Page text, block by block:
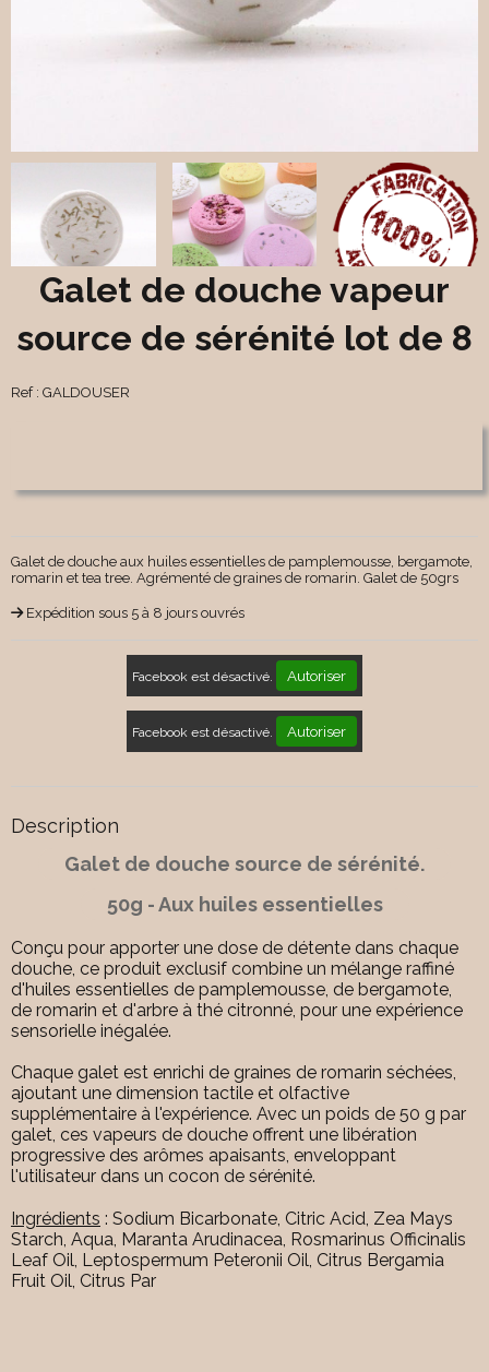
Galet de douche vapeur
source de sérénité lot de 8
Ref : GALDOUSER
Galet de douche aux huiles essentielles de pamplemousse, bergamote,
romarin et tea tree. Agrémenté de graines de romarin. Galet de 50grs
Expédition sous 5 à 8 jours ouvrés
Facebook est désactivé. Autoriser
Facebook est désactivé. Autoriser
Description
Galet de douche source de sérénité.
50g - Aux huiles essentielles
Conçu pour apporter une dose de détente dans chaque
douche, ce produit exclusif combine un mélange raffiné
d'huiles essentielles de pamplemousse, de bergamote,
de romarin et d'arbre à thé citronné, pour une expérience
sensorielle inégalée.
Chaque galet est enrichi de graines de romarin séchées,
ajoutant une dimension tactile et olfactive
supplémentaire à l'expérience. Avec un poids de 50 g par
galet, ces vapeurs de douche offrent une libération
progressive des arômes apaisants, enveloppant
l'utilisateur dans un cocon de sérénité.
Ingrédients : Sodium Bicarbonate, Citric Acid, Zea Mays
Starch, Aqua, Maranta Arudinacea, Rosmarinus Officinalis
Leaf Oil, Leptospermum Peteronii Oil, Citrus Bergamia
Fruit Oil, Citrus Par